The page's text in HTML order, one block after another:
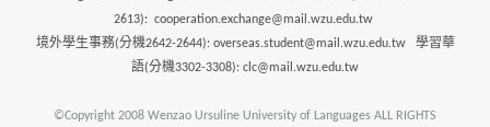
2613): cooperation.exchange@mail.wzu.edu.tw
境外學生事務(分機2642-2644): overseas.student@mail.wzu.edu.tw 學習華
語(分機3302-3308): clc@mail.wzu.edu.tw
©Copyright 2008 Wenzao Ursuline University of Languages ALL RIGHTS